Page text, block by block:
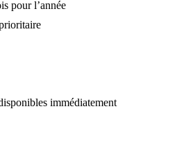
pour l’année
immédiatement